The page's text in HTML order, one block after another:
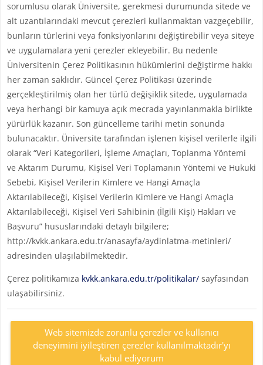
sorumlusu olarak Üniversite, gerekmesi durumunda sitede ve
alt uzantılarındaki mevcut çerezleri kullanmaktan vazgeçebilir,
bunların türlerini veya fonksiyonlarını değiştirebilir veya siteye
ve uygulamalara yeni çerezler ekleyebilir. Bu nedenle
Üniversitenin Çerez Politikasının hükümlerini değiştirme hakkı
her zaman saklıdır. Güncel Çerez Politikası üzerinde
gerçekleştirilmiş olan her türlü değişiklik sitede, uygulamada
veya herhangi bir kamuya açık mecrada yayınlanmakla birlikte
yürürlük kazanır. Son güncelleme tarihi metin sonunda
bulunacaktır. Üniversite tarafından işlenen kişisel verilerle ilgili
olarak “Veri Kategorileri, İşleme Amaçları, Toplanma Yöntemi
ve Aktarım Durumu, Kişisel Veri Toplamanın Yöntemi ve Hukuki
Sebebi, Kişisel Verilerin Kimlere ve Hangi Amaçla
Aktarılabileceği, Kişisel Verilerin Kimlere ve Hangi Amaçla
Aktarılabileceği, Kişisel Veri Sahibinin (İlgili Kişi) Hakları ve
Başvuru” hususlarındaki detaylı bilgilere;
http://kvkk.ankara.edu.tr/anasayfa/aydinlatma-metinleri/
adresinden ulaşılabilmektedir.
Çerez politikamıza kvkk.ankara.edu.tr/politikalar/sayfasından
ulaşabilirsiniz.
Web sitemizde zorunlu çerezler ve kullanıcı
deneyimini iyileştiren çerezler kullanılmaktadır'yı
kabul ediyorum